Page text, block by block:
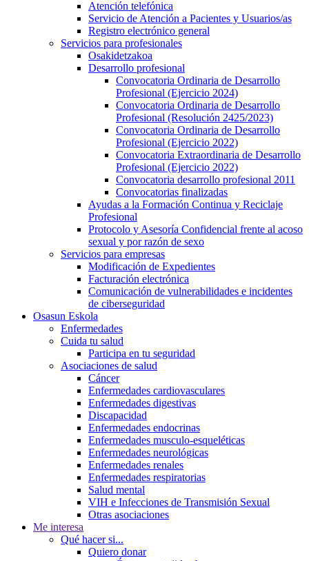
Atención telefónica
Servicio de Atención a Pacientes y Usuarios/as
Registro electrónico general
Servicios para profesionales
Osakidetzakoa
Desarrollo profesional
Convocatoria Ordinaria de Desarrollo
Profesional (Ejercicio 2024)
Convocatoria Ordinaria de Desarrollo
Profesional (Resolución 2425/2023)
Convocatoria Ordinaria de Desarrollo
Profesional (Ejercicio 2022)
Convocatoria Extraordinaria de Desarrollo
Profesional (Ejercicio 2022)
Convocatoria desarrollo profesional 2011
Convocatorias finalizadas
Ayudas a la Formación Continua y Reciclaje
Profesional
Protocolo y Asesoría Confidencial frente al acoso
sexual y por razón de sexo
Servicios para empresas
Modificación de Expedientes
Facturación electrónica
Comunicación de vulnerabilidades e incidentes
de ciberseguridad
Osasun Eskola
Enfermedades
Cuida tu salud
Participa en tu seguridad
Asociaciones de salud
Cáncer
Enfermedades cardiovasculares
Enfermedades digestivas
Discapacidad
Enfermedades endocrinas
Enfermedades musculo-esqueléticas
Enfermedades neurológicas
Enfermedades renales
Enfermedades respiratorias
Salud mental
VIH e Infecciones de Transmisión Sexual
Otras asociaciones
Me interesa
Qué hacer si...
Quiero donar